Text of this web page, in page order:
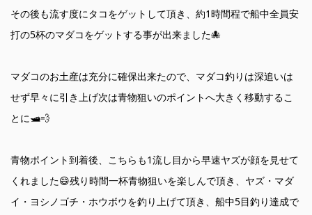
その後も流す度にタコをゲットして頂き、約1時間程で船中全員安
打の5杯のマダコをゲットする事が出来ました🐙
マダコのお土産は充分に確保出来たので、マダコ釣りは深追いは
せず早々に引き上げ次は青物狙いのポイントへ大きく移動するこ
とに🛥️💨
青物ポイント到着後、こちらも1流し目から早速ヤズが顔を見せて
くれました😄残り時間一杯青物狙いを楽しんで頂き、ヤズ・マダ
イ・ヨシノゴチ・ホウボウを釣り上げて頂き、船中5目釣り達成で